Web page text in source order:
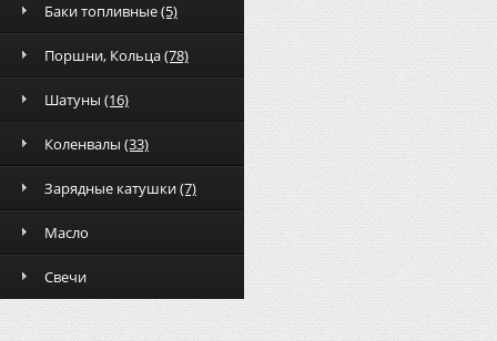
Баки топливные(5)
Поршни, Кольца(78)
Шатуны (16)
Коленвалы (33)
Зарядные катушки(7)
Масло
Свечи